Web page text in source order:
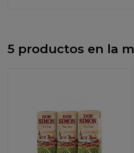
5 productos en la